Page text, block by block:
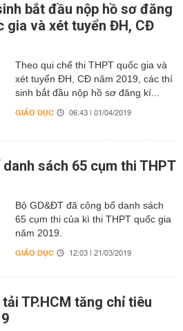
bắt đầu nộp hồ sơ đăng
gia và xét tuyển ĐH, CĐ
Theo qui chế thi THPT quốc gia và
xét tuyển ĐH, CĐ năm 2019, các thí
sinh bắt đầu nộp hồ sơ đăng kí...
GIÁO DỤC 06:43 | 01/04/2019
sách 65 cụm thi THPT
Bộ GD&ĐT đã công bố danh sách
65 cụm thi của kì thi THPT quốc gia
năm 2019.
GIÁO DỤC 12:03 | 21/03/2019
TP.HCM tăng chỉ tiêu